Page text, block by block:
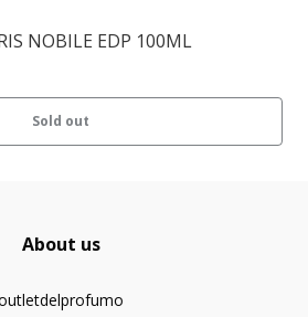
NOBILE EDP 100ML
Sold out
About us